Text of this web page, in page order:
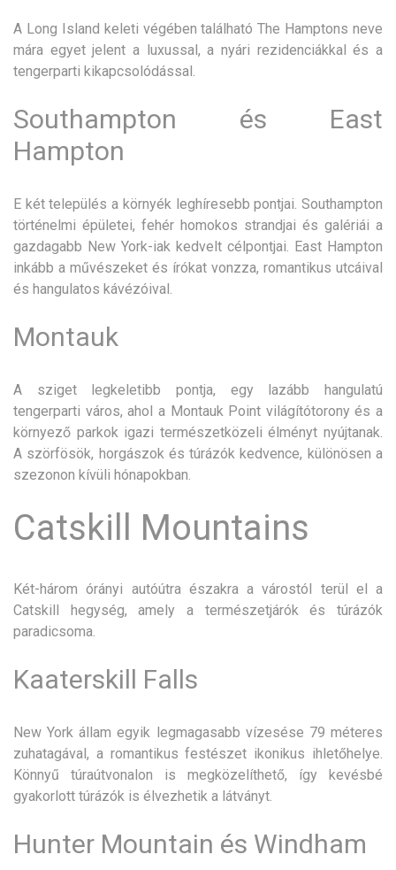
A Long Island keleti végében található The Hamptons neve
mára egyet jelent a luxussal, a nyári rezidenciákkal és a
tengerparti kikapcsolódással.
Southampton és East
Hampton
E két település a környék leghíresebb pontjai. Southampton
történelmi épületei, fehér homokos strandjai és galériái a
gazdagabb New York-iak kedvelt célpontjai. East Hampton
inkább a művészeket és írókat vonzza, romantikus utcáival
és hangulatos kávézóival.
Montauk
A sziget legkeletibb pontja, egy lazább hangulatú
tengerparti város, ahol a Montauk Point világítótorony és a
környező parkok igazi természetközeli élményt nyújtanak.
A szörfösök, horgászok és túrázók kedvence, különösen a
szezonon kívüli hónapokban.
Catskill Mountains
Két-három órányi autóútra északra a várostól terül el a
Catskill hegység, amely a természetjárók és túrázók
paradicsoma.
Kaaterskill Falls
New York állam egyik legmagasabb vízesése 79 méteres
zuhatagával, a romantikus festészet ikonikus ihletőhelye.
Könnyű túraútvonalon is megközelíthető, így kevésbé
gyakorlott túrázók is élvezhetik a látványt.
Hunter Mountain és Windham